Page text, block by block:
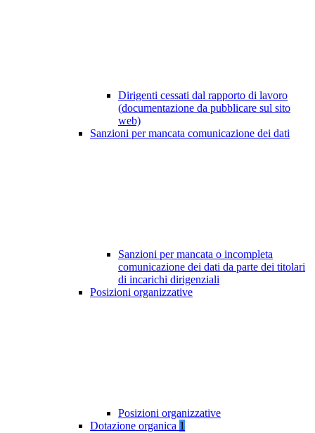
Dirigenti cessati dal rapporto di lavoro
(documentazione da pubblicare sul sito
web)
Sanzioni per mancata comunicazione dei dati
Sanzioni per mancata o incompleta
comunicazione dei dati da parte dei titolari
di incarichi dirigenziali
Posizioni organizzative
Posizioni organizzative
Dotazione organica 1